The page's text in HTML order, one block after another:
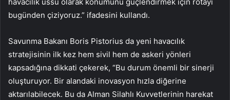
bugünden çiziyoruz.” ifadesini kullandı.
Savunma Bakanı Boris Pistorius da yeni havacılık
stratejisinin ilk kez hem sivil hem de askeri yönleri
kapsadığına dikkati çekerek, “Bu durum önemli bir sinerji
oluşturuyor. Bir alandaki inovasyon hızla diğerine
aktarılabilecek. Bu da Alman Silahlı Kuvvetlerinin harekat